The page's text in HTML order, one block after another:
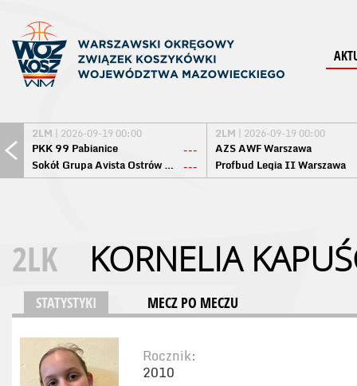
2LM | 2026-09-19 00:00
PKK 99 Pabianice
---
Sokół Grupa Avista Ostrów Maz. ---
2LM | 2026-09-19 00:00
AZS AWF Warszawa
Profbud Legia II Warszawa
2LK KORNELIA
STATYSTYKI MECZ PO MECZU
Rocznik:
2010